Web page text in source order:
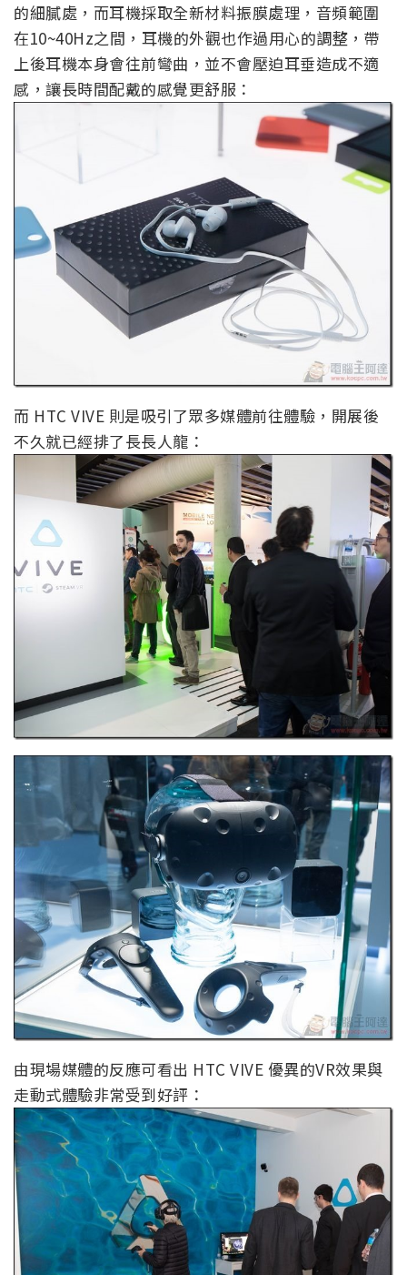
的細膩處，而耳機採取全新材料振膜處理，音頻範圍
在10~40Hz之間，耳機的外觀也作過用心的調整，帶
上後耳機本身會往前彎曲，並不會壓迫耳垂造成不適
感，讓長時間配戴的感覺更舒服：
而 HTC VIVE 則是吸引了眾多媒體前往體驗，開展後
不久就已經排了長長人龍：
由現場媒體的反應可看出 HTC VIVE 優異的VR效果與
走動式體驗非常受到好評：